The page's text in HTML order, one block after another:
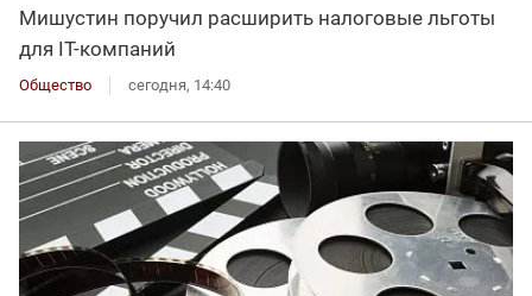
Мишустин поручил расширить налоговые льготы
для IT-компаний
Общество сегодня, 14:40